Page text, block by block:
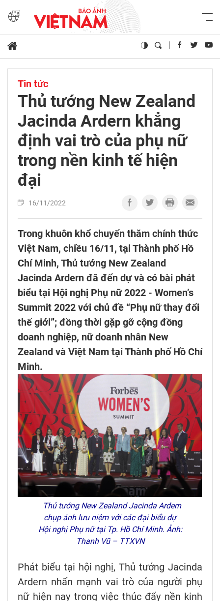
Tin tức
Thủ tướng New Zealand
Jacinda Ardern khẳng
định vai trò của phụ nữ
trong nền kinh tế hiện
đại
16/11/2022
Trong khuôn khổ chuyến thăm chính thức
Việt Nam, chiều 16/11, tại Thành phố Hồ
Chí Minh, Thủ tướng New Zealand
Jacinda Ardern đã đến dự và có bài phát
biểu tại Hội nghị Phụ nữ 2022 - Women’s
Summit 2022 với chủ đề “Phụ nữ thay đổi
thế giới”; đồng thời gặp gỡ cộng đồng
doanh nghiệp, nữ doanh nhân New
Zealand và Việt Nam tại Thành phố Hồ Chí
Minh.
Thủ tướng New Zealand Jacinda Ardern
chụp ảnh lưu niệm với các đại biểu dự
Hội nghị Phụ nữ tại Tp. Hồ Chí Minh. Ảnh:
Thanh Vũ – TTXVN
Phát biểu tại hội nghị, Thủ tướng Jacinda
Ardern nhấn mạnh vai trò của người phụ
nữ hiện nay trong việc thúc đẩy nền kinh